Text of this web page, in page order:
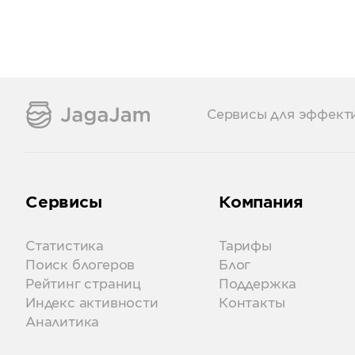
Сервисы для
Сервисы
Статистика
Поиск блогеров
Рейтинг страниц
Индекс активности
Аналитика
Компания
Тарифы
Блог
Поддержка
Контакты